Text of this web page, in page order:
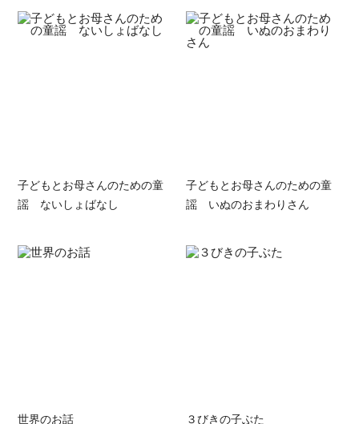
子どもとお母さんのための童
謡 ないしょばなし
子どもとお母さんのための童
謡 いぬのおまわりさん
世界のお話 ３びきの子ぶた